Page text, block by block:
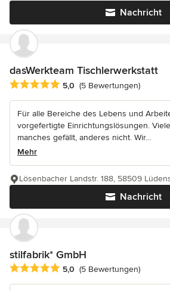
Nachricht
dasWerkteam Tischlerwerkstatt
Durchschnittliche Bewertung: 5 von 5
5,0 (5 Bewertungen)
Für alle Bereiche des Lebens und
vorgefertigte Einrichtungslösungen.
manches gefällt, anderes nicht. Wir...
Mehr
Nachricht
Lösenbacher Landstr. 188, 58509
stilfabrik* GmbH
Durchschnittliche Bewertung: 5 von 5
5,0 (5 Bewertungen)